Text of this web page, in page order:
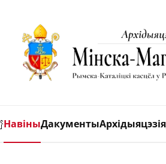
НавіныДакументыАрхідыяцэзія